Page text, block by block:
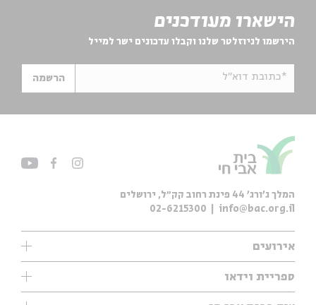
הישארו מעודכנים
הירשמו לניוזלטר שלנו וקבלו עדכונים ישר למייל
*כתובת דוא"ל הרשמה
אירועים
עיון
אנגלית
ספריית וידאו
ילדים
המלך ג'ורג' 44 פינת רחוב קק״ל, ירושלים
info@bac.org.il
02-6215300